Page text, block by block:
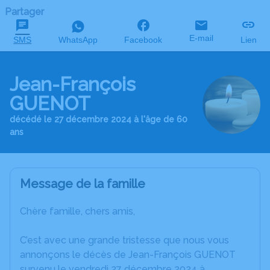
Partager
SMS WhatsApp Facebook E-mail Lien
Jean-François
GUENOT
décédé le 27 décembre 2024 à l'âge de 60
ans
Message de la famille
Chère famille, chers amis,
C’est avec une grande tristesse que nous vous
annonçons le décès de Jean-François GUENOT